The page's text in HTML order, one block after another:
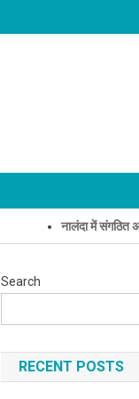
नालंदा में संगठित अपराध
Search
RECENT POSTS